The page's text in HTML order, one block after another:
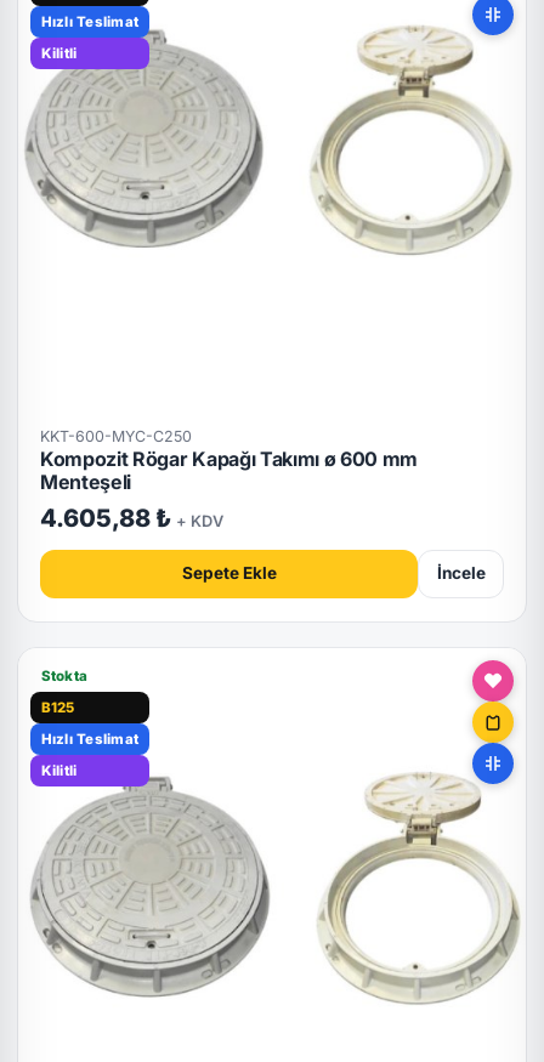
Hızlı Teslimat
Kilitli
KKT-600-MYC-C250
Kompozit Rögar Kapağı Takımı ø 600 mm
Menteşeli
4.605,88 ₺ + KDV
Sepete Ekle İncele
Stokta
B125
Hızlı Teslimat
Kilitli